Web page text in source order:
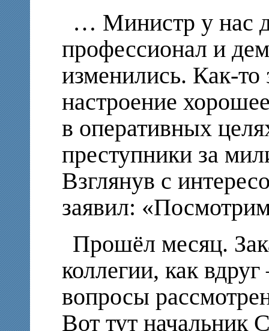
… Министр у нас
профессионал и
изменились. Как-
настроение
в оперативных
преступники за
Взглянув с
заявил:
Прошёл месяц.
коллегии, как
вопросы
Вот тут начальник